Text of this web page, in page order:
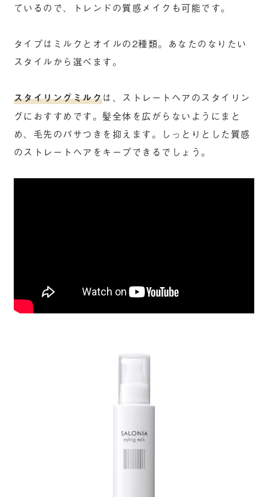
ているので、トレンドの質感メイクも可能です。
タイプはミルクとオイルの2種類。あなたのなりたい
スタイルから選べます。
スタイリングミルクは、ストレートヘアのスタイリン
グにおすすめです。髪全体を広がらないようにまと
め、毛先のパサつきを抑えます。しっとりとした質感
のストレートヘアをキープできるでしょう。